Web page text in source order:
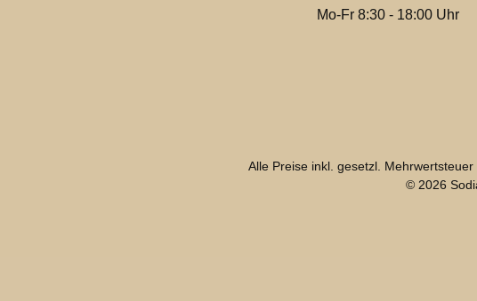
Mo-Fr 8:30 - 18:00 Uhr
Alle Preise inkl. gesetzl. Mehrwertsteuer
© 2026